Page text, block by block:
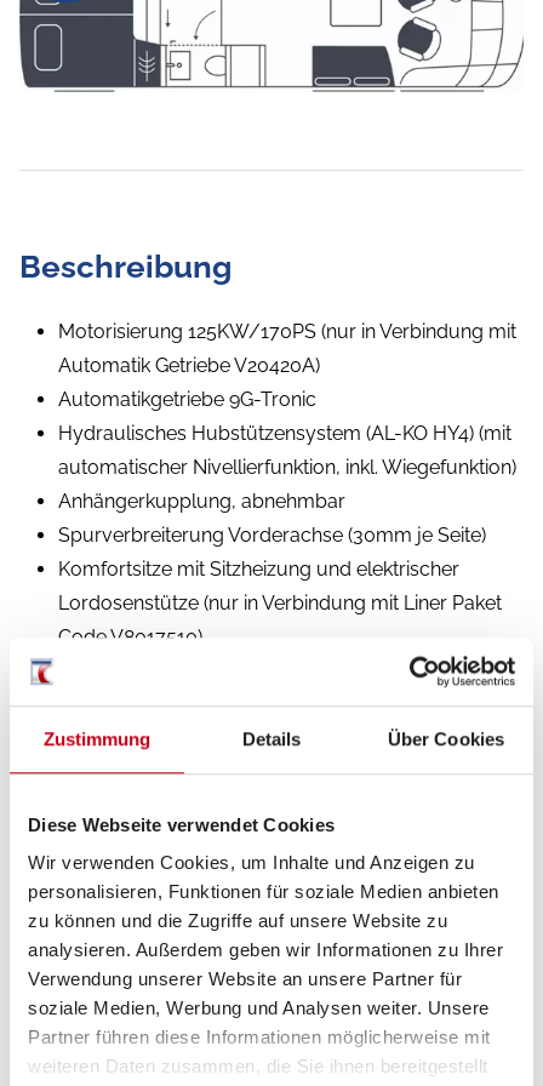
Zustimmung Details Über Cookies
Diese Webseite verwendet Cookies
Wir verwenden Cookies, um Inhalte und Anzeigen zu
personalisieren, Funktionen für soziale Medien anbieten
zu können und die Zugriffe auf unsere Website zu
analysieren. Außerdem geben wir Informationen zu Ihrer
Verwendung unserer Website an unsere Partner für
soziale Medien, Werbung und Analysen weiter. Unsere
Partner führen diese Informationen möglicherweise mit
weiteren Daten zusammen, die Sie ihnen bereitgestellt
Beschreibung
Motorisierung 125KW/170PS (nur in Verbindung mit
Automatik Getriebe V20420A)
Automatikgetriebe 9G-Tronic
Hydraulisches Hubstützensystem (AL-KO HY4) (mit
automatischer Nivellierfunktion, inkl. Wiegefunktion)
Anhängerkupplung, abnehmbar
Spurverbreiterung Vorderachse (30mm je Seite)
Komfortsitze mit Sitzheizung und elektrischer
Lordosenstütze (nur in Verbindung mit Liner Paket
Code V8017510)
Thermotronic (vollautomatische Klimaanlage mit
Pollenfilter), Aktiver Abstands-Assistent Distronic,
Multimediasystem MBUX, 10,25" inkl.
Elektrische Feststellbremse, Leichtmetallfelgen 16",
schwarz, mit Ganzjahresbereifung (M+S / Alpin)
(kein Aufpreis in Kombination mit Fahr-Comfort
Paket, Code V8040098), Kraftstofftank 92ltr.,
Multifunktionslenkrad in Lederausführung,
Ladepaket Instrumententafel (2xUSB-C-Stecker
5V/1x12V Steckdosen), Ablage für Smartphones